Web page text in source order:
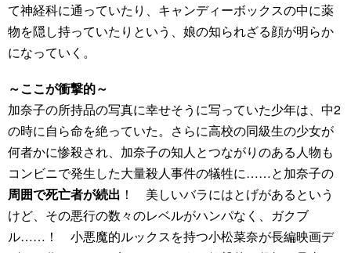
て神経科に通っていたり、キャンディーボックスの中に薬
物を隠し持っていたりという、娘の知られざる顔が明らか
になっていく。
～ここが衝撃的～
加奈子の所持品の写真に幸せそうに写っていた少年は、中2
の時に自ら命を絶っていた。さらに高校の同級生の少女が
何者かに惨殺され、加奈子の知人とつながりのある人物も
コンビニで発生した大量殺人事件の犠牲に……と加奈子の
周囲で死亡者が続出 ！ 美しいバラにはとげがあるという
けど、その悪行の数々のレベルがハンパなく、ガクブ
ル……！ 小悪魔的ルックスを持つ小松菜奈が長編映画デ